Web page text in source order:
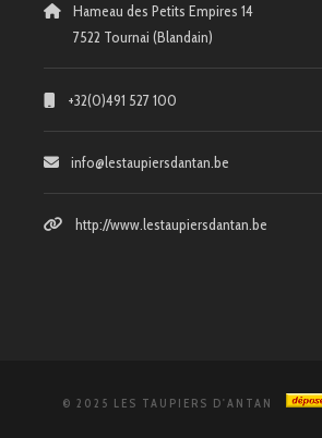
Hameau des Petits Empires 14
7522 Tournai (Blandain)
+32(0)491 527 100
info@lestaupiersdantan.be
http://www.lestaupiersdantan.be
© 2025 LES TAUPIERS D'ANTAN